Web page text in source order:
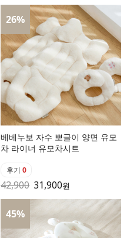
26%
베베누보 자수 뽀글이 양면 유모
차 라이너 유모차시트
후기 0
42,900 31,900원
45%